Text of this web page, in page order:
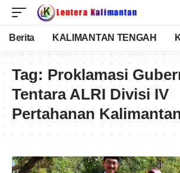
Berita KALIMANTAN TENGAH
Tag: Proklamasi
Tentara ALRI Divisi IV
Pertahanan